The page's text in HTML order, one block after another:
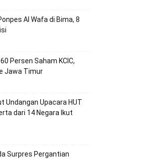
Al Wafa di Bima, 8
Persen Saham KCIC,
Jawa Timur
Undangan Upacara HUT
dari 14 Negara Ikut
Surpres Pergantian